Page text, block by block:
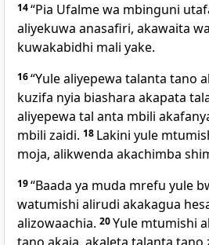
14“Pia Ufalme wa mbinguni
aliyekuwa anasafiri, akawaita
kuwakabidhi mali yake.
16“Yule aliyepewa talanta tano
kuzifa nyia biashara akapata
aliyepewa tal anta mbili
mbili zaidi. 18 Lakini yule
moja, alikwenda akachimba
19“Baada ya muda mrefu yule
watumishi alirudi akakagua
alizowaachia. 20Yule mtumishi